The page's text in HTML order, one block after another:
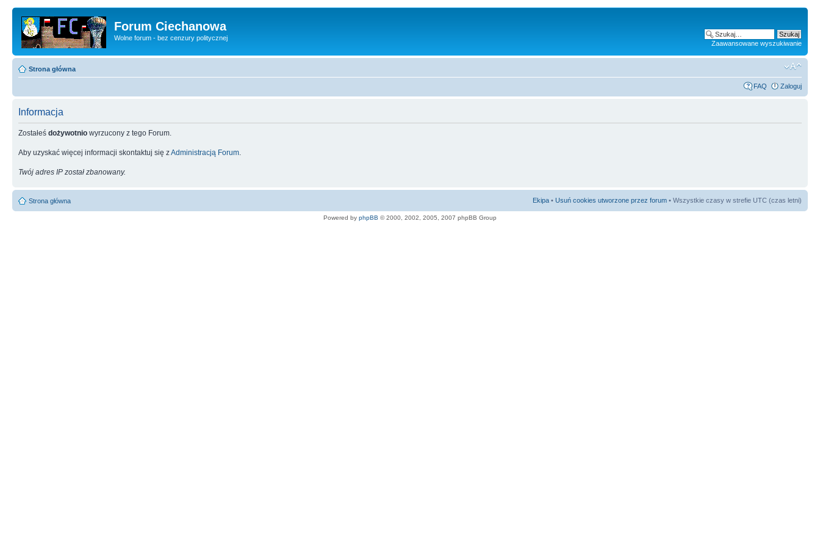
Forum Ciechanowa
Wolne forum - bez cenzury politycznej
Zaawansowane wyszukiwanie
Strona główna
FAQ Zaloguj
Informacja
Zostałeś dożywotnio wyrzucony z tego Forum.
Aby uzyskać więcej informacji skontaktuj się zAdministracją Forum
Twój adres IP został zbanowany.
Strona główna Ekipa • Usuń cookies utworzone przez forum • Wszystkie czasy w strefie UTC (czas letni)
Powered by phpBB © 2000, 2002, 2005, 2007 phpBB Group